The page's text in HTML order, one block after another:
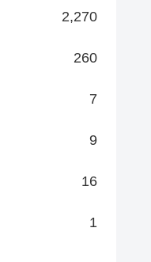
2,270
260
7
9
16
1